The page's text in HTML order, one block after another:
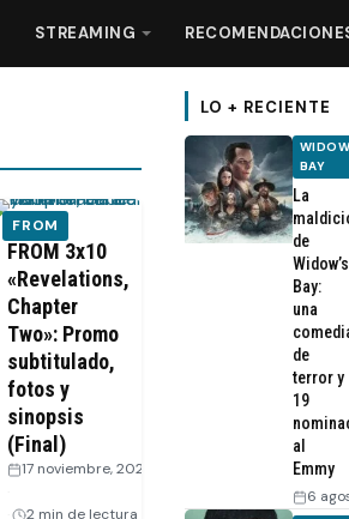
STREAMING
FROM
FROM 3x10
«Revelations,
Chapter
Two»: Promo
subtitulado,
fotos y
sinopsis
(Final)
17 noviembre, 2024
2 min de lectura
LO + RECIENTE
BAY
La
de
Widow’s
Bay:
una
de
terror y
19
al
Emmy
6